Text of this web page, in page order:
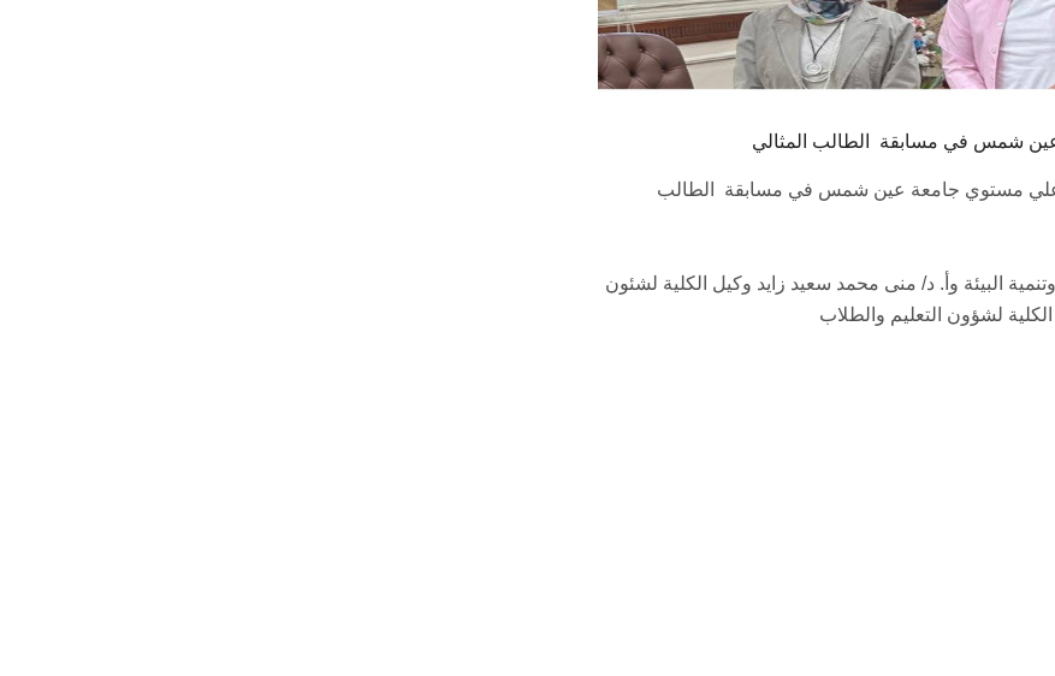
عين شمس في مسابقة الطالب المثالي
علي مستوي جامعة عين شمس في مسابقة الطالب
البيئة وأ. د/ منى محمد سعيد زايد وكيل الكلية لشئون
لشؤون التعليم والطلاب